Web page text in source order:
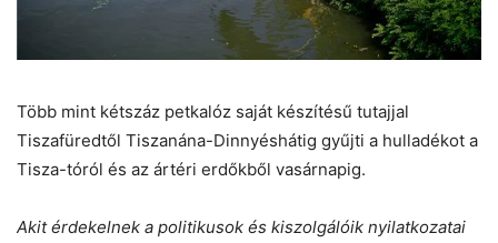
Több mint kétszáz petkalóz saját készítésű tutajjal
Tiszafüredtől Tiszanána-Dinnyéshátig gyűjti a hulladékot a
Tisza-tóról és az ártéri erdőkből vasárnapig.
Akit érdekelnek a politikusok és kiszolgálóik nyilatkozatai